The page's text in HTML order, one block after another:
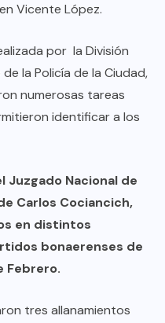
Vicente López.
por la División
la Policía de la Ciudad,
numerosas tareas
identificar a los
Juzgado Nacional de
Carlos Cociancich,
en distintos
bonaerenses de
Febrero.
tres allanamientos